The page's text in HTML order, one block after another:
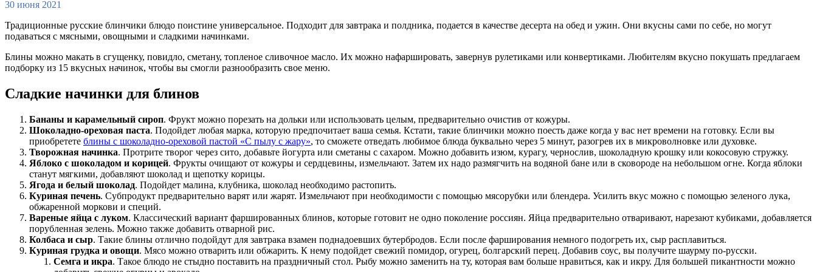
30 июня 2021
Традиционные русские блинчики блюдо поистине универсальное. Подходит для завтрака и полдника, подается в качестве десерта на обед и ужин. Они вкусны сами по себе, но могут
подаваться с мясными, овощными и сладкими начинками.
Блины можно макать в сгущенку, повидло, сметану, топленое сливочное масло. Их можно нафаршировать, завернув рулетиками или конвертиками. Любителям вкусно покушать предлагаем
подборку из 15 вкусных начинок, чтобы вы смогли разнообразить свое меню.
Сладкие начинки для блинов
Бананы и карамельный сироп. Фрукт можно порезать на дольки или использовать целым, предварительно очистив от кожуры.
Шоколадно-ореховая паста. Подойдет любая марка, которую предпочитает ваша семья. Кстати, такие блинчики можно поесть даже когда у вас нет времени на готовку. Если вы
приобретете блины с шоколадно-ореховой пастой «С пылу с жару», то сможете отведать любимое блюда буквально через 5 минут, разогрев их в микроволновке или духовке.
Творожная начинка. Протрите творог через сито, добавьте йогурта или сметаны с сахаром. Можно добавить изюм, курагу, чернослив, шоколадную крошку или кокосовую стружку.
Яблоко с шоколадом и корицей. Фрукты очищают от кожуры и сердцевины, измельчают. Затем их надо размягчить на водяной бане или в сковороде на небольшом огне. Когда яблоки
станут мягкими, добавляют шоколад и щепотку корицы.
Ягода и белый шоколад. Подойдет малина, клубника, шоколад необходимо растопить.
Куриная печень. Субпродукт предварительно варят или жарят. Измельчают при необходимости с помощью мясорубки или блендера. Усилить вкус можно с помощью зеленого лука,
обжаренной моркови и специй.
Вареные яйца с луком. Классический вариант фаршированных блинов, которые готовит не одно поколение россиян. Яйца предварительно отваривают, нарезают кубиками, добавляется
порубленная зелень. Можно также добавить отварной рис.
Колбаса и сыр. Такие блины отлично подойдут для завтрака взамен поднадоевших бутербродов. Если после фарширования немного подогреть их, сыр расплавиться.
Куриная грудка и овощи. Мясо можно отварить или обжарить. К нему подойдет свежий помидор, огурец, болгарский перец. Добавив соус, вы получите шаурму по-русски.
Семга и икра. Такое блюдо не стыдно поставить на праздничный стол. Рыбу можно заменить на ту, которая вам больше нравиться, как и икру. Для большей пикантности можно